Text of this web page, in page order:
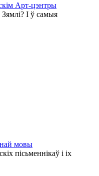
Арт-цэнтры
І ў самыя
мовы
пісьменнікаў і іх